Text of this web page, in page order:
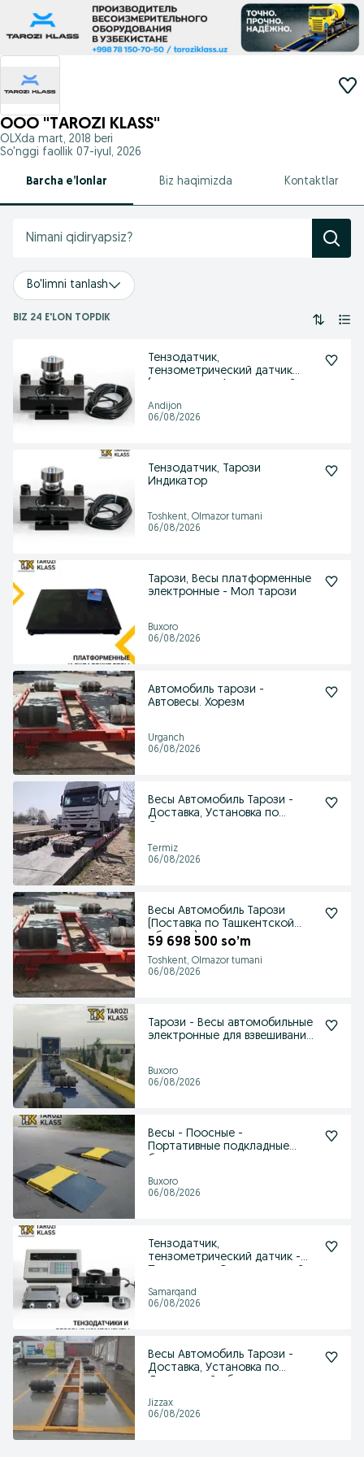
OOO "TAROZI KLASS"
OLXda mart, 2018 beri
So'nggi faollik 07-iyul, 2026
Barcha e’lonlar Biz haqimizda Kontaktlar
Bo'limni tanlash
BIZ 24 E'LON TOPDIK
Тензодатчик,
тензометрический датчик
Andijon
06/08/2026
Тензодатчик, Тарози
Индикатор
Toshkent, Olmazor tumani
06/08/2026
Тарози, Весы платформенные
электронные - Мол тарози
Buxoro
06/08/2026
Автомобиль тарози -
Автовесы. Хорезм
Urganch
06/08/2026
Весы Автомобиль Тарози -
Доставка, Установка по
Termiz
06/08/2026
Весы Автомобиль Тарози
(Поставка по Ташкентской
области)
59 698 500 so’m
Toshkent, Olmazor tumani
06/08/2026
Тарози - Весы автомобильные
электронные для взвешивания
Buxoro
06/08/2026
Весы - Поосные -
Портативные подкладные
Buxoro
06/08/2026
Тензодатчик,
тензометрический датчик -
Samarqand
06/08/2026
Весы Автомобиль Тарози -
Доставка, Установка по
Jizzax
06/08/2026